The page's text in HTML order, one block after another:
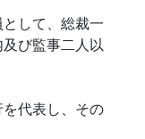
して、総裁一
び監事二人以
代表し、その